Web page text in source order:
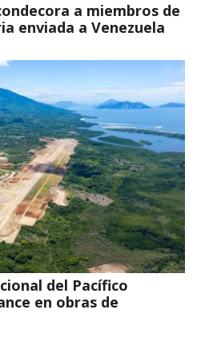
a miembros de
enviada a Venezuela
del Pacífico
en obras de